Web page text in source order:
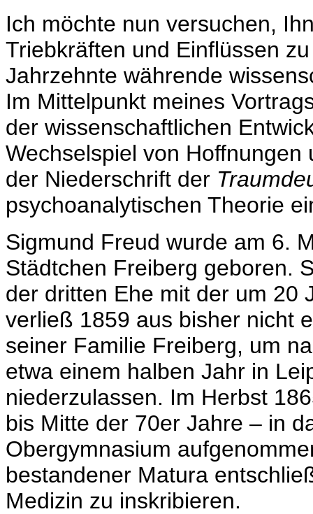
Ich möchte nun versuchen,
Triebkräften und Einflüssen
Jahrzehnte währende
Im Mittelpunkt meines
der wissenschaftlichen
Wechselspiel von
der Niederschrift der
psychoanalytischen Theorie
Sigmund Freud wurde am 6.
Städtchen Freiberg geboren.
der dritten Ehe mit der um 20
verließ 1859 aus bisher nicht
seiner Familie Freiberg, um
etwa einem halben Jahr in
niederzulassen. Im Herbst
bis Mitte der 70er Jahre – in
Obergymnasium
bestandener Matura
Medizin zu inskribieren.